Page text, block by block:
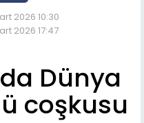
2026 10:30
2026 17:47
Dünya
coşkusu